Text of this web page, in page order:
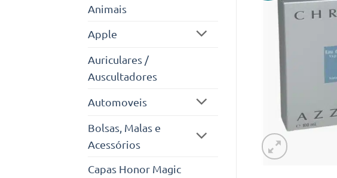
Animais
Apple
Auriculares /
Auscultadores
Automoveis
Bolsas, Malas e
Acessórios
Capas Honor Magic